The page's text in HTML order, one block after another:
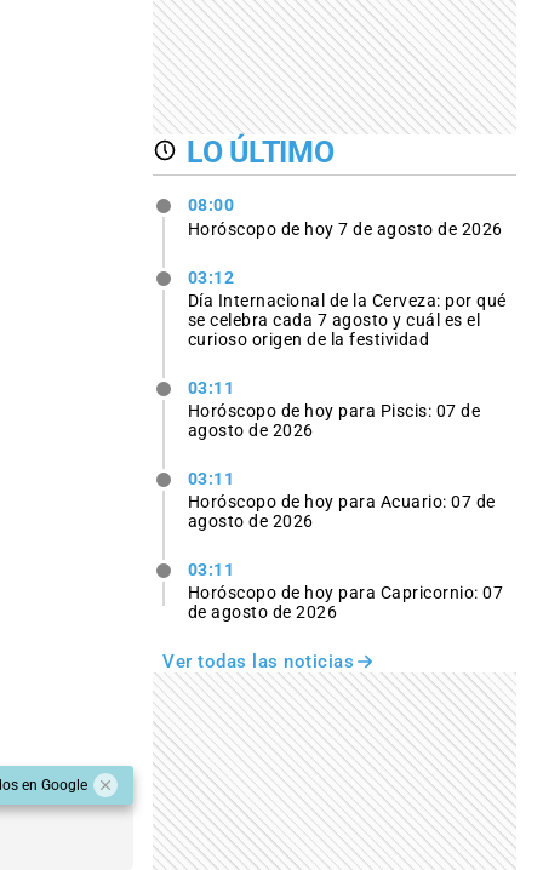
en Google
LO ÚLTIMO
08:00
Horóscopo de hoy 7 de agosto de 2026
03:12
Día Internacional de la Cerveza: por qué
se celebra cada 7 agosto y cuál es el
curioso origen de la festividad
03:11
Horóscopo de hoy para Piscis: 07 de
agosto de 2026
03:11
Horóscopo de hoy para Acuario: 07 de
agosto de 2026
03:11
Horóscopo de hoy para Capricornio: 07
de agosto de 2026
Ver todas las noticias